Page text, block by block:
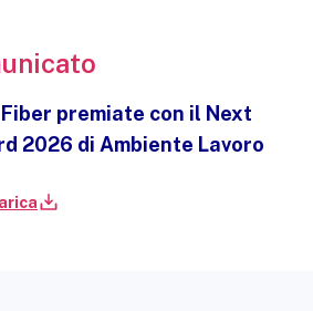
premiate con il Next
2026 di Ambiente Lavoro